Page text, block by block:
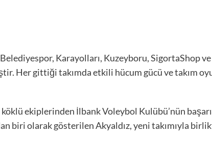
Karayolları, Kuzeyboru, SigortaShop
Her gittiği takımda etkili hücum gücü ve takım
ekiplerinden İlbank Voleybol Kulübü’nün
olarak gösterilen Akyaldız, yeni takımıyla